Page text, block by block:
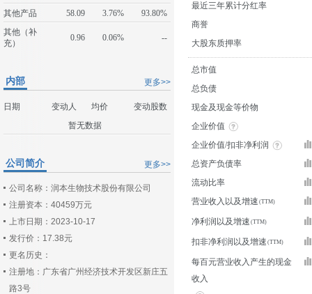
其他产品 58.09 3.76%
93.80%
其他（补
充）
0.96 0.06% --
更多>>
内部
日期 变动人 均价
变动股数
暂无数据
更多>>
公司简介
公司名称：润本生物技术股份有限公司
注册资本：40459万元
上市日期：2023-10-17
发行价：17.38元
更名历史：
注册地：广东省广州经济技术开发区新庄五
路3号
最近三年累计分红率
商誉
大股东质押率
总市值
总负债
现金及现金等价物
企业价值
企业价值/扣非净利润
总资产负债率
流动比率
营业收入以及增速
净利润以及增速
扣非净利润以及增速
每百元营业收入产生的现金
收入